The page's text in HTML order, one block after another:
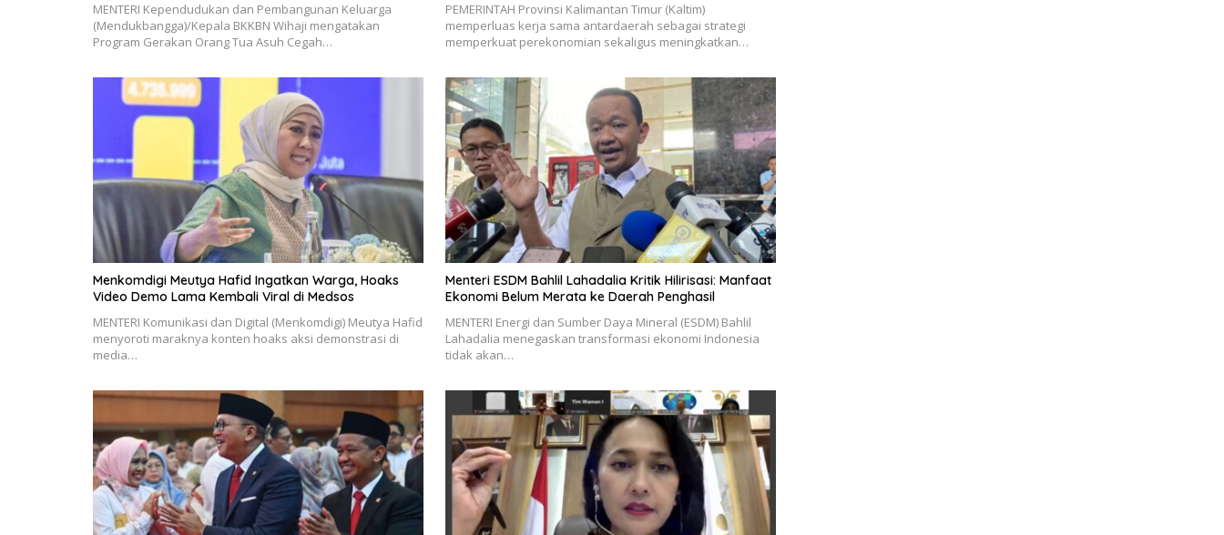
MENTERI Kependudukan dan Pembangunan Keluarga
(Mendukbangga)/Kepala BKKBN Wihaji mengatakan
Program Gerakan Orang Tua Asuh Cegah…
PEMERINTAH Provinsi Kalimantan Timur (Kaltim)
memperluas kerja sama antardaerah sebagai strategi
memperkuat perekonomian sekaligus meningkatkan…
Menkomdigi Meutya Hafid Ingatkan Warga, Hoaks
Video Demo Lama Kembali Viral di Medsos
MENTERI Komunikasi dan Digital (Menkomdigi) Meutya Hafid
menyoroti maraknya konten hoaks aksi demonstrasi di
media…
Menteri ESDM Bahlil Lahadalia Kritik Hilirisasi: Manfaat
Ekonomi Belum Merata ke Daerah Penghasil
MENTERI Energi dan Sumber Daya Mineral (ESDM) Bahlil
Lahadalia menegaskan transformasi ekonomi Indonesia
tidak akan…